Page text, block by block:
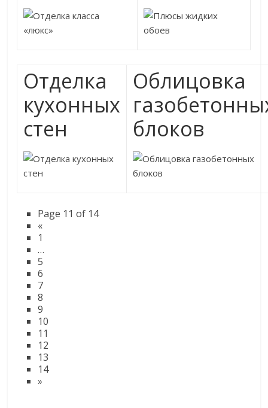
Отделка
кухонных
стен
Облицовка
блоков
Page 11 of 14
«
1
…
5
6
7
8
9
10
11
12
13
14
»